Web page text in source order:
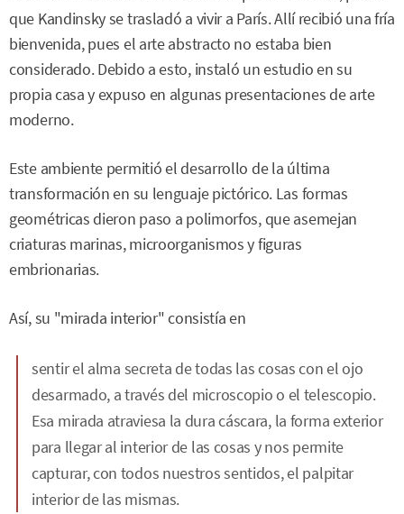
que Kandinsky se trasladó a vivir a París. Allí recibió una fría
bienvenida, pues el arte abstracto no estaba bien
considerado. Debido a esto, instaló un estudio en su
propia casa y expuso en algunas presentaciones de arte
moderno.
Este ambiente permitió el desarrollo de la última
transformación en su lenguaje pictórico. Las formas
geométricas dieron paso a polimorfos, que asemejan
criaturas marinas, microorganismos y figuras
embrionarias.
Así, su "mirada interior" consistía en
sentir el alma secreta de todas las cosas con el ojo
desarmado, a través del microscopio o el telescopio.
Esa mirada atraviesa la dura cáscara, la forma exterior
para llegar al interior de las cosas y nos permite
capturar, con todos nuestros sentidos, el palpitar
interior de las mismas.